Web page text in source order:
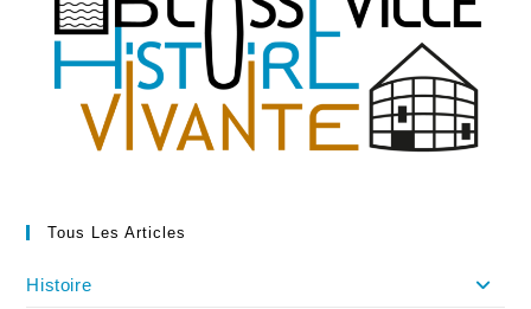
Blosseville
:
Une
Brochure
Tous Les Articles
Histoire